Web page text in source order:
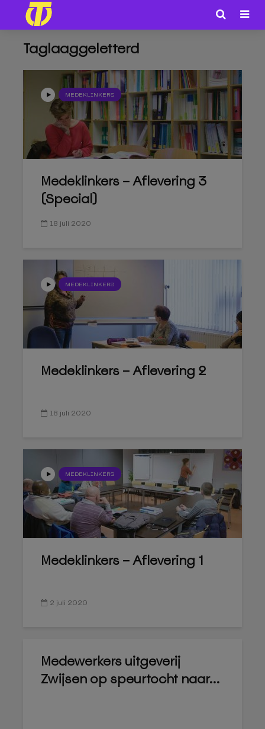
Taglaaggeletterd
MEDEKLINKERS
Medeklinkers – Aflevering 3
(Special)
18 juli 2020
MEDEKLINKERS
Medeklinkers – Aflevering 2
18 juli 2020
MEDEKLINKERS
Medeklinkers – Aflevering 1
2 juli 2020
Medewerkers uitgeverij
Zwijsen op speurtocht naar...